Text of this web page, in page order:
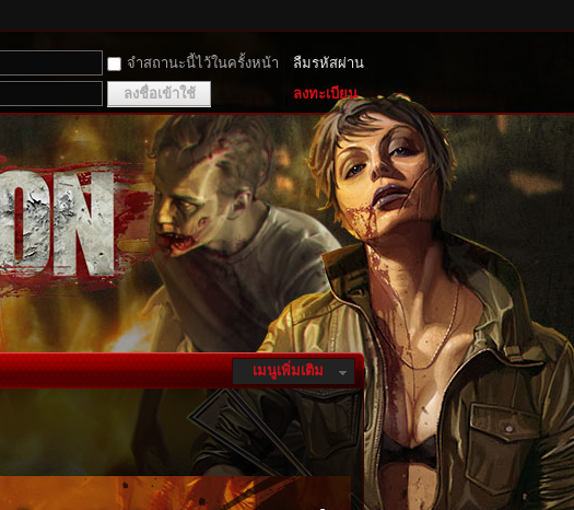
จำสถานะนี้ไว้ในครั้งหน้า
ลืมรหัสผ่าน
ลงชื่อเข้าใช้ ลงทะเบียน
เมนูเพิ่มเติม